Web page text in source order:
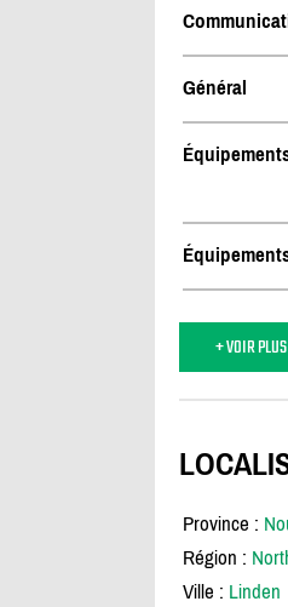
Général
+ VOIR PLUS
Province :
Région :
Ville : Linden